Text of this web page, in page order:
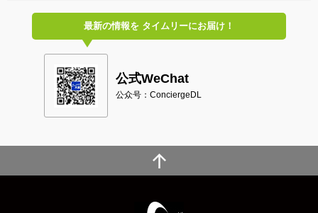
最新の情報をタイムリーにお届け！
公式WeChat
公众号：ConciergeDL